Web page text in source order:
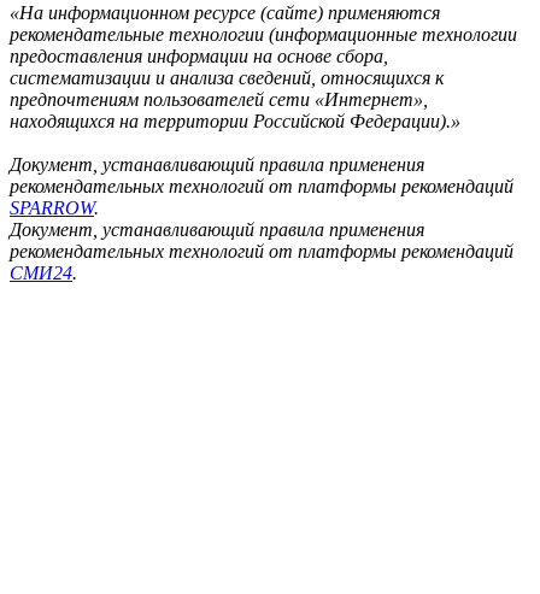
«На информационном ресурсе (сайте) применяются
рекомендательные технологии (информационные технологии
предоставления информации на основе сбора,
систематизации и анализа сведений, относящихся к
предпочтениям пользователей сети «Интернет»,
находящихся на территории Российской Федерации).»
Документ, устанавливающий правила применения
рекомендательных технологий от платформы рекомендаций
SPARROW.
Документ, устанавливающий правила применения
рекомендательных технологий от платформы рекомендаций
СМИ24.